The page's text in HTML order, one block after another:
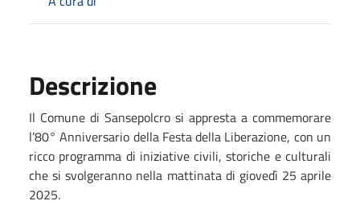
Descrizione
Il Comune di Sansepolcro si appresta a commemorare
l’80° Anniversario della Festa della Liberazione, con un
ricco programma di iniziative civili, storiche e culturali
che si svolgeranno nella mattinata di giovedì 25 aprile
2025.